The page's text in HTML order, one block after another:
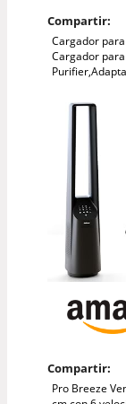
Compartir:
Cargador para
Cargador
Compartir:
Pro Breeze